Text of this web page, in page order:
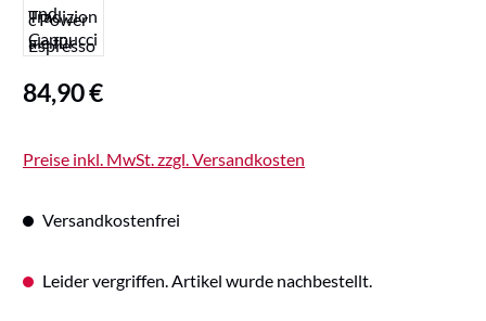
Regulärer Preis:
84,90 €
Preise inkl. MwSt. zzgl. Versandkosten
Versandkostenfrei
Leider vergriffen. Artikel wurde nachbestellt.